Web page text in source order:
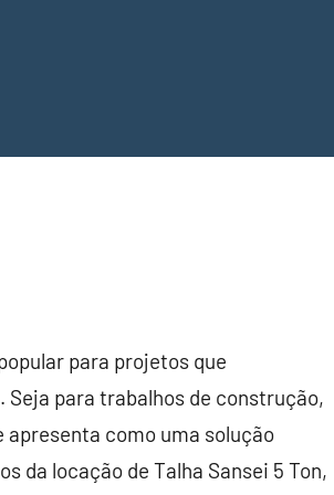
para projetos que
para trabalhos de construção,
apresenta como uma solução
da locação de Talha Sansei 5 Ton,